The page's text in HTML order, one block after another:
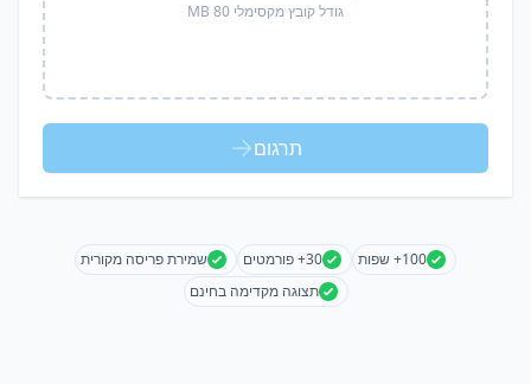
גודל קובץ מקסימלי 80 MB
תרגום
100+ שפות 30+ פורמטים
שמירת פריסה מקורית
תצוגה מקדימה בחינם